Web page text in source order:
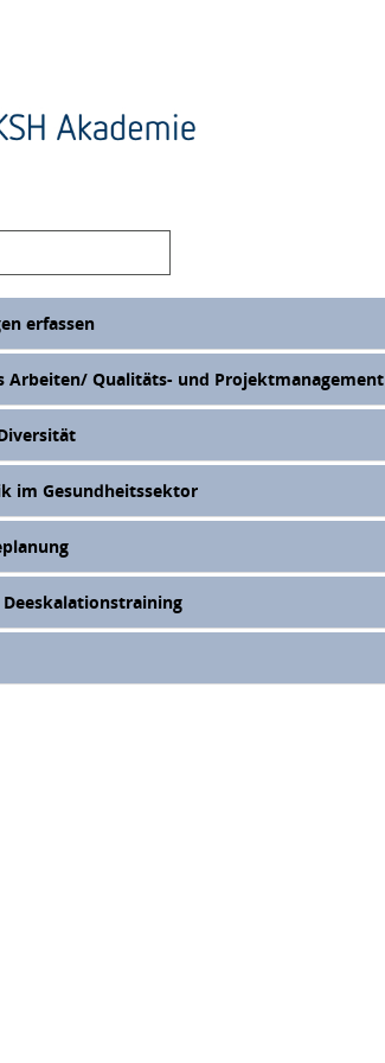
erfassen
Arbeiten/ Qualitäts- und Projektmanagement
im Gesundheitssektor